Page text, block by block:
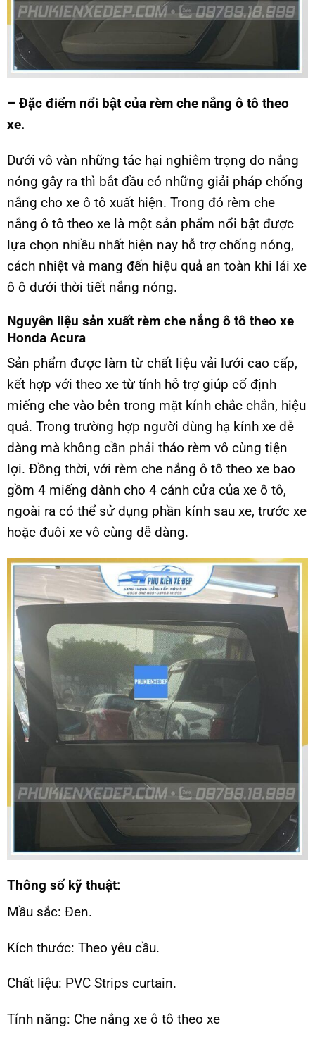
– Đặc điểm nổi bật của rèm che nắng ô tô theo
xe.
Dưới vô vàn những tác hại nghiêm trọng do nắng
nóng gây ra thì bắt đầu có những giải pháp chống
nắng cho xe ô tô xuất hiện. Trong đó rèm che
nắng ô tô theo xe là một sản phẩm nổi bật được
lựa chọn nhiều nhất hiện nay hỗ trợ chống nóng,
cách nhiệt và mang đến hiệu quả an toàn khi lái xe
ô ô dưới thời tiết nắng nóng.
Nguyên liệu sản xuất rèm che nắng ô tô theo xe
Honda Acura
Sản phẩm được làm từ chất liệu vải lưới cao cấp,
kết hợp với theo xe từ tính hỗ trợ giúp cố định
miếng che vào bên trong mặt kính chắc chắn, hiệu
quả. Trong trường hợp người dùng hạ kính xe dễ
dàng mà không cần phải tháo rèm vô cùng tiện
lợi. Đồng thời, với rèm che nắng ô tô theo xe bao
gồm 4 miếng dành cho 4 cánh cửa của xe ô tô,
ngoài ra có thể sử dụng phần kính sau xe, trước xe
hoặc đuôi xe vô cùng dễ dàng.
Thông số kỹ thuật:
Mầu sắc: Đen.
Kích thước: Theo yêu cầu.
Chất liệu: PVC Strips curtain.
Tính năng: Che nắng xe ô tô theo xe